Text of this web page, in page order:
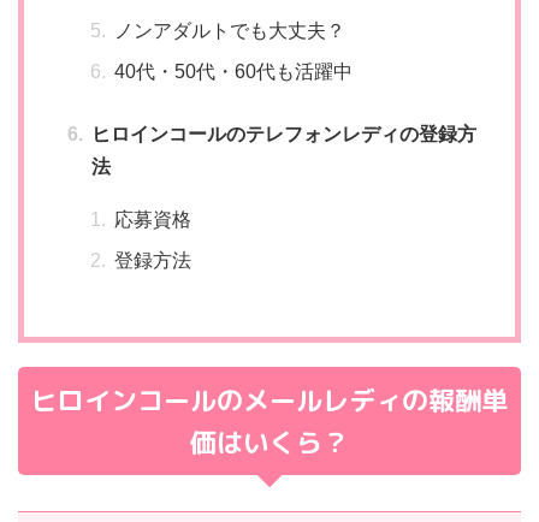
ノンアダルトでも大丈夫？
40代・50代・60代も活躍中
ヒロインコールのテレフォンレディの登録方
法
応募資格
登録方法
ヒロインコールのメールレディの報酬単
価はいくら？